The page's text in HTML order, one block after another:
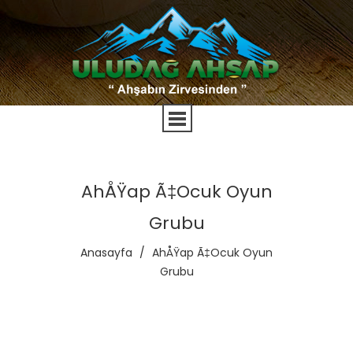
AhÅŸap Ã‡ocuk Oyun
Grubu
Anasayfa / AhÅŸap Ã‡ocuk Oyun
Grubu